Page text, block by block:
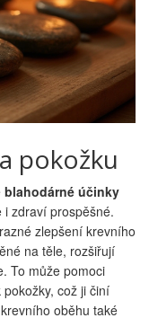
pokožku
blahodárné účinky
i zdraví prospěšné.
zlepšení krevního
na těle, rozšiřují
To může pomoci
což ji činí
oběhu také